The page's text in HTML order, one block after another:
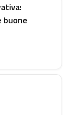
buone